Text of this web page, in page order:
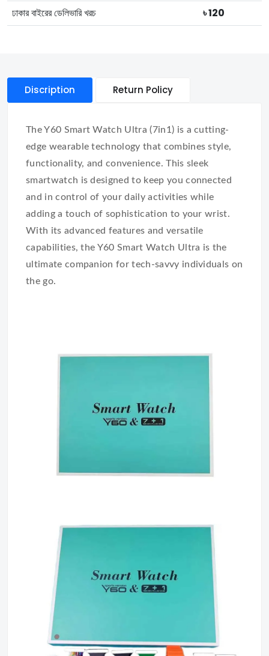
ঢাকার বাইরের ডেলিভারি খরচ
৳ 120
Discription Return Policy
The Y60 Smart Watch Ultra (7in1) is a cutting-
edge wearable technology that combines style,
functionality, and convenience. This sleek
smartwatch is designed to keep you connected
and in control of your daily activities while
adding a touch of sophistication to your wrist.
With its advanced features and versatile
capabilities, the Y60 Smart Watch Ultra is the
ultimate companion for tech-savvy individuals on
the go.